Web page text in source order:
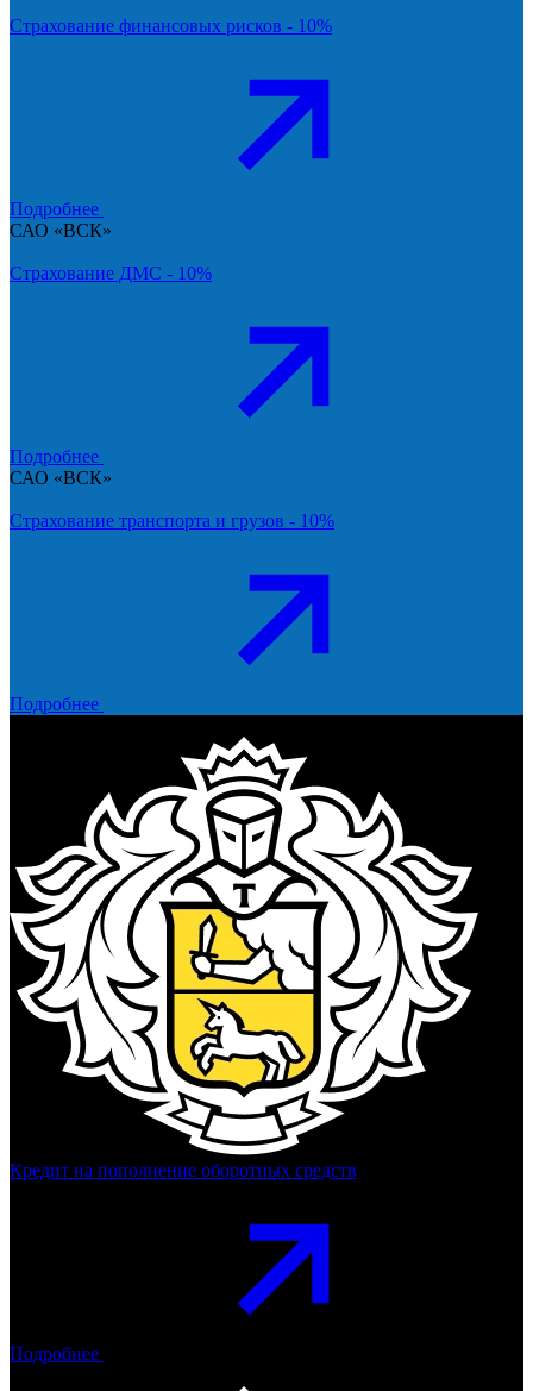
Страхование финансовых рисков - 10%
Подробнее
САО «ВСК»
Страхование ДМС - 10%
Подробнее
САО «ВСК»
Страхование транспорта и грузов - 10%
Подробнее
Кредит на пополнение оборотных средств
Подробнее